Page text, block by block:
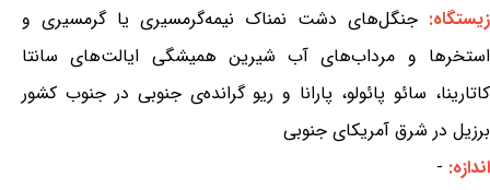
زیستگاه: جنگل‌های دشت نمناک نیمه‌گرمسیری یا گرمسیری و
استخرها و مرداب‌های آب شیرین همیشگی ایالت‌های سانتا
کاتارینا، سائو پائولو، پارانا و ریو گرانده‌ی جنوبی در جنوب کشور
برزیل در شرق آمریکای جنوبی
اندازه: -